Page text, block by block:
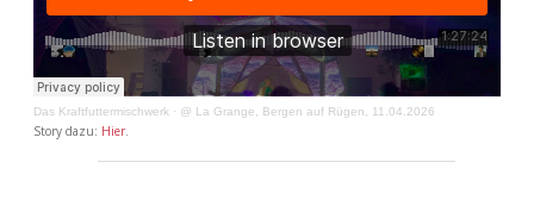
Das Kraftfuttermischwerk · @ La Grange, Bergen auf Rügen, 11.04.2026
Story dazu: Hier